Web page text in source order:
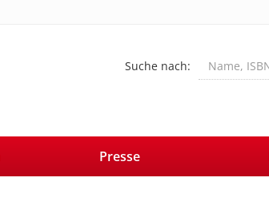
Suche nach:
Presse